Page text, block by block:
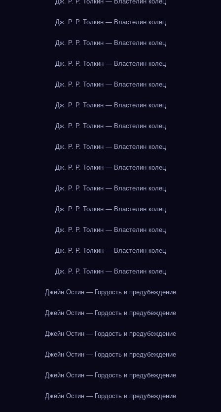
Дж. Р. Р. Толкин — Властелин колец
Дж. Р. Р. Толкин — Властелин колец
Дж. Р. Р. Толкин — Властелин колец
Дж. Р. Р. Толкин — Властелин колец
Дж. Р. Р. Толкин — Властелин колец
Дж. Р. Р. Толкин — Властелин колец
Дж. Р. Р. Толкин — Властелин колец
Дж. Р. Р. Толкин — Властелин колец
Дж. Р. Р. Толкин — Властелин колец
Дж. Р. Р. Толкин — Властелин колец
Дж. Р. Р. Толкин — Властелин колец
Дж. Р. Р. Толкин — Властелин колец
Дж. Р. Р. Толкин — Властелин колец
Джейн Остин — Гордость и предубеждение
Джейн Остин — Гордость и предубеждение
Джейн Остин — Гордость и предубеждение
Джейн Остин — Гордость и предубеждение
Джейн Остин — Гордость и предубеждение
Джейн Остин — Гордость и предубеждение